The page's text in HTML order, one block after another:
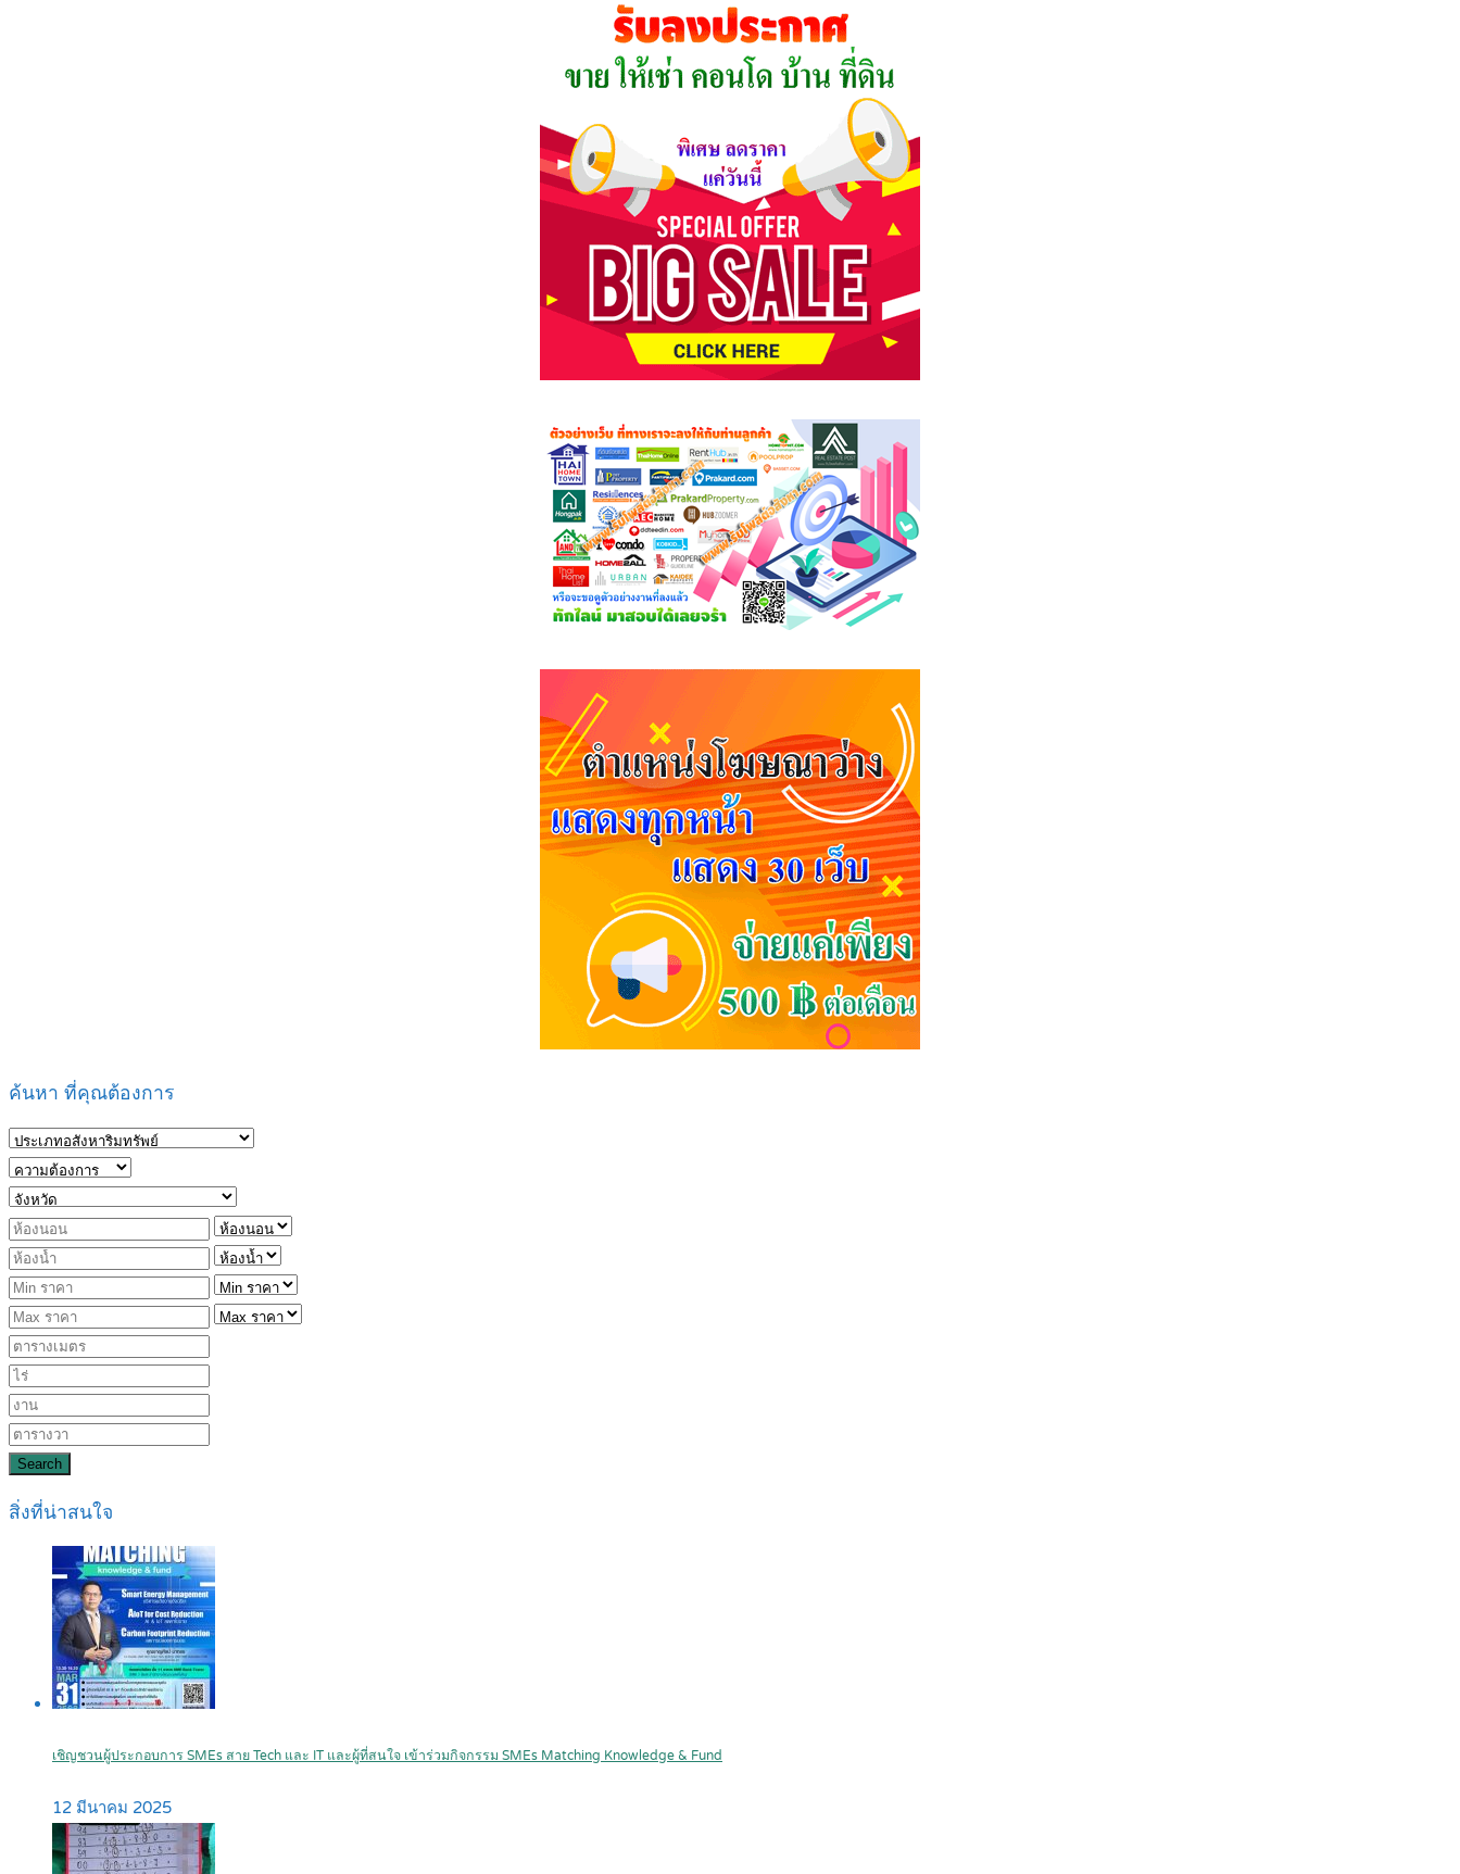
ค้นหา ที่คุณต้องการ
Search
สิ่งที่น่าสนใจ
เชิญชวนผู้ประกอบการ SMEs สาย Tech และ IT และผู้ที่สนใจ เข้าร่วมกิจกรรม SMEs Matching Knowledge & Fund
12 มีนาคม 2025